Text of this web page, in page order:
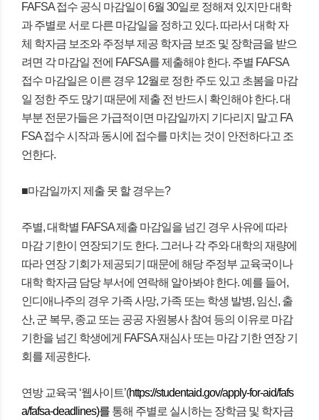
FAFSA 접수 공식 마감일이 6월 30일로 정해져 있지만 대학
과 주별로 서로 다른 마감일을 정하고 있다. 따라서 대학 자
체 학자금 보조와 주정부 제공 학자금 보조 및 장학금을 받으
려면 각 마감일 전에 FAFSA를 제출해야 한다. 주별 FAFSA
접수 마감일은 이른 경우 12월로 정한 주도 있고 초봄을 마감
일 정한 주도 많기 때문에 제출 전 반드시 확인해야 한다. 대
부분 전문가들은 가급적이면 마감일까지 기다리지 말고 FA
FSA 접수 시작과 동시에 접수를 마치는 것이 안전하다고 조
언한다.
■마감일까지 제출 못 할 경우는?
주별, 대학별 FAFSA 제출 마감일을 넘긴 경우 사유에 따라
마감 기한이 연장되기도 한다. 그러나 각 주와 대학의 재량에
따라 연장 기회가 제공되기 때문에 해당 주정부 교육국이나
대학 학자금 담당 부서에 연락해 알아봐야 한다. 예를 들어,
인디애나주의 경우 가족 사망, 가족 또는 학생 발병, 임신, 출
산, 군 복무, 종교 또는 공공 자원봉사 참여 등의 이유로 마감
기한을 넘긴 학생에게 FAFSA 재심사 또는 마감 기한 연장 기
회를 제공한다.
연방 교육국 ‘웹사이트’(https://studentaid.gov/apply-for-aid/fafs
a/fafsa-deadlines)를 통해 주별로 실시하는 장학금 및 학자금